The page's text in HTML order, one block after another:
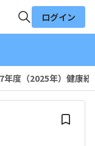
検索
ログイン
年度（2025年）健康